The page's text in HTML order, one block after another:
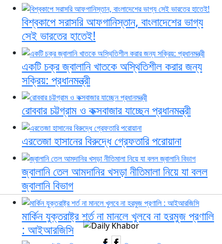
বিশ্বকাপে সরাসরি আফগানিস্তান, বাংলাদেশের ভাগ্য
সেই ভারতের হাতেই!
একটি চক্র জ্বালানি খাতকে অস্থিতিশীল করার জন্য
সক্রিয়: প্রধানমন্ত্রী
রোববার চট্টগ্রাম ও কক্সবাজার যাচ্ছেন প্রধানমন্ত্রী
এরতেজা হাসানের বিরুদ্ধে গ্রেফতারি পরোয়ানা
জ্বালানি তেল আমদানির খসড়া নীতিমালা নিয়ে যা বলল
জ্বালানি বিভাগ
মার্কিন যুক্তরাষ্ট্র শর্ত না মানলে খুলবে না হরমুজ প্রণালি
: আইআরজিসি